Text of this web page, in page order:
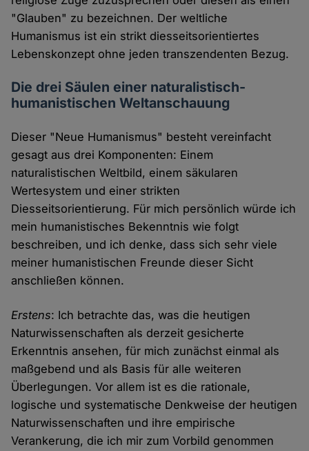
"Glauben" zu bezeichnen. Der weltliche
Humanismus ist ein strikt diesseitsorientiertes
Lebenskonzept ohne jeden transzendenten Bezug.
Die drei Säulen einer naturalistisch-
humanistischen Weltanschauung
Dieser "Neue Humanismus" besteht vereinfacht
gesagt aus drei Komponenten: Einem
naturalistischen Weltbild, einem säkularen
Wertesystem und einer strikten
Diesseitsorientierung. Für mich persönlich würde ich
mein humanistisches Bekenntnis wie folgt
beschreiben, und ich denke, dass sich sehr viele
meiner humanistischen Freunde dieser Sicht
anschließen können.
Erstens: Ich betrachte das, was die heutigen
Naturwissenschaften als derzeit gesicherte
Erkenntnis ansehen, für mich zunächst einmal als
maßgebend und als Basis für alle weiteren
Überlegungen. Vor allem ist es die rationale,
logische und systematische Denkweise der heutigen
Naturwissenschaften und ihre empirische
Verankerung, die ich mir zum Vorbild genommen